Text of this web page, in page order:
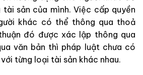
tài sản của mình. Việc cấp quyền
khác có thể thông qua thoả
đó được xác lập thông qua
văn bản thì pháp luật chưa có
từng loại tài sản khác nhau.